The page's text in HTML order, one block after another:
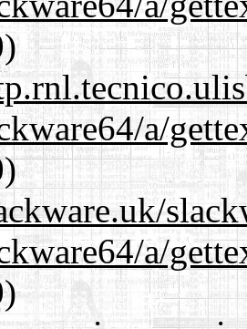
a/
a/